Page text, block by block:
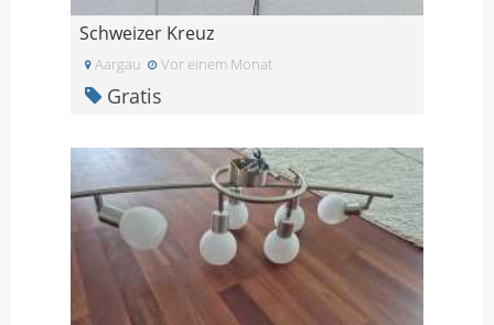
Schweizer Kreuz
Aargau Vor einem Monat
Gratis